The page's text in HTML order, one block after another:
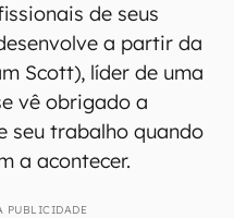
de seus
a partir da
Scott), líder de uma
vê obrigado a
seu trabalho quando
a acontecer.
PUBLICIDADE